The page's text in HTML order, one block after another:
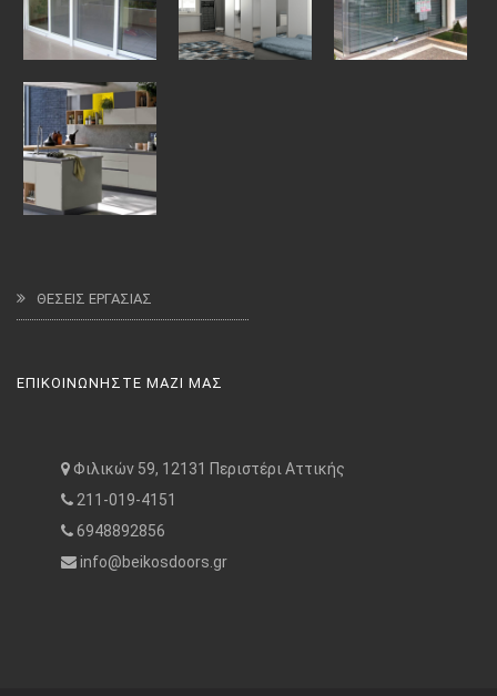
ΘΕΣΕΙΣ ΕΡΓΑΣΙΑΣ
ΕΠΙΚΟΙΝΩΝΗΣΤΕ ΜΑΖΙ ΜΑΣ
Φιλικών 59, 12131 Περιστέρι Αττικής
211-019-4151
6948892856
info@beikosdoors.gr